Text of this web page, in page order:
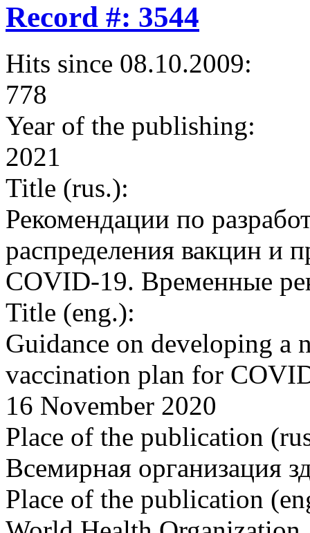
Record #: 3544
Hits since 08.10.2009:
778
Year of the publishing:
2021
Title (rus.):
Рекомендации по
распределения вакцин и
COVID-19. Временные
Title (eng.):
Guidance on developing a
vaccination plan for
16 November 2020
Place of the publication
Всемирная организация
Place of the publication